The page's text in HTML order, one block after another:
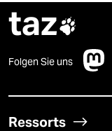
taz
Folgen Sie uns
Ressorts